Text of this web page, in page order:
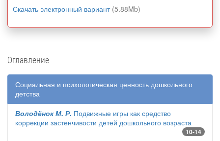
Скачать электронный вариант (5.88Mb)
Оглавление
Социальная и психологическая ценность дошкольного
детства
Володёнок М. Р. Подвижные игры как средство
коррекции застенчивости детей дошкольного возраста
10-14